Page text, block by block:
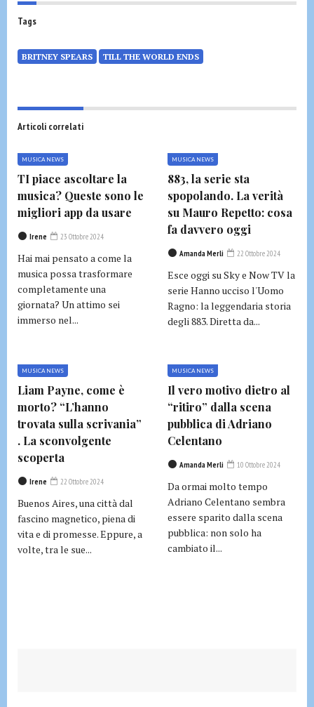
Tags
BRITNEY SPEARS TILL THE WORLD ENDS
Articoli correlati
MUSICA NEWS
TI piace ascoltare la
musica? Queste sono le
migliori app da usare
Irene 23 Ottobre 2024
Hai mai pensato a come la
musica possa trasformare
completamente una
giornata? Un attimo sei
immerso nel...
MUSICA NEWS
883, la serie sta
spopolando. La verità
su Mauro Repetto: cosa
fa davvero oggi
Amanda Merli 22 Ottobre 2024
Esce oggi su Sky e Now TV la
serie Hanno ucciso l'Uomo
Ragno: la leggendaria storia
degli 883. Diretta da...
MUSICA NEWS
Liam Payne, come è
morto? “L’hanno
trovata sulla scrivania”
. La sconvolgente
scoperta
Irene 22 Ottobre 2024
Buenos Aires, una città dal
fascino magnetico, piena di
vita e di promesse. Eppure, a
volte, tra le sue...
MUSICA NEWS
Il vero motivo dietro al
“ritiro” dalla scena
pubblica di Adriano
Celentano
Amanda Merli 10 Ottobre 2024
Da ormai molto tempo
Adriano Celentano sembra
essere sparito dalla scena
pubblica: non solo ha
cambiato il...